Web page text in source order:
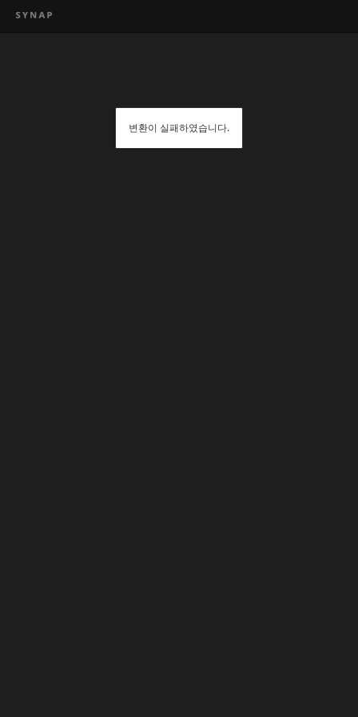
변환이 실패하였습니다.